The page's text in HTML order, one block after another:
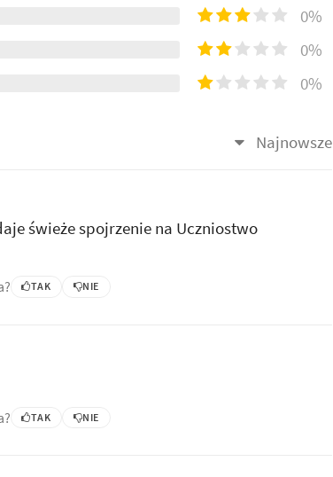
0%
0%
0%
Najnowsze
świeże spojrzenie na Uczniostwo
TAK NIE
TAK NIE